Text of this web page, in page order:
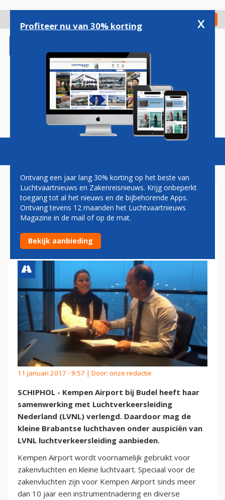
gaan
Check in
Magazine Podcasts Vacatures
KEMPEN AIRPORT LANGER
MET
LUCHTVERKEERSLEIDING
11 januari 2017 - 9:57 | Door: onze redactie
SCHIPHOL - Kempen Airport bij Budel heeft haar
samenwerking met Luchtverkeersleiding
Nederland (LVNL) verlengd. Daardoor mag de
kleine Brabantse luchthaven onder auspiciën van
LVNL luchtverkeersleiding aanbieden.
Kempen Airport wordt voornamelijk gebruikt voor
zakenvluchten en kleine luchtvaart. Speciaal voor de
zakenvluchten zijn voor Kempen Airport sinds meer
dan 10 jaar een instrumentnadering en diverse
Profiteer nu van 30% korting x
Ontvang een jaar lang 30% korting op het beste van
Luchtvaartnieuws en Zakenreisnieuws. Krijg onbeperkt
toegang tot al het nieuws en de bijbehorende Apps.
Ontvang tevens 12 maanden het Luchtvaartnieuws
Magazine in de mail of op de mat.
Bekijk aanbieding